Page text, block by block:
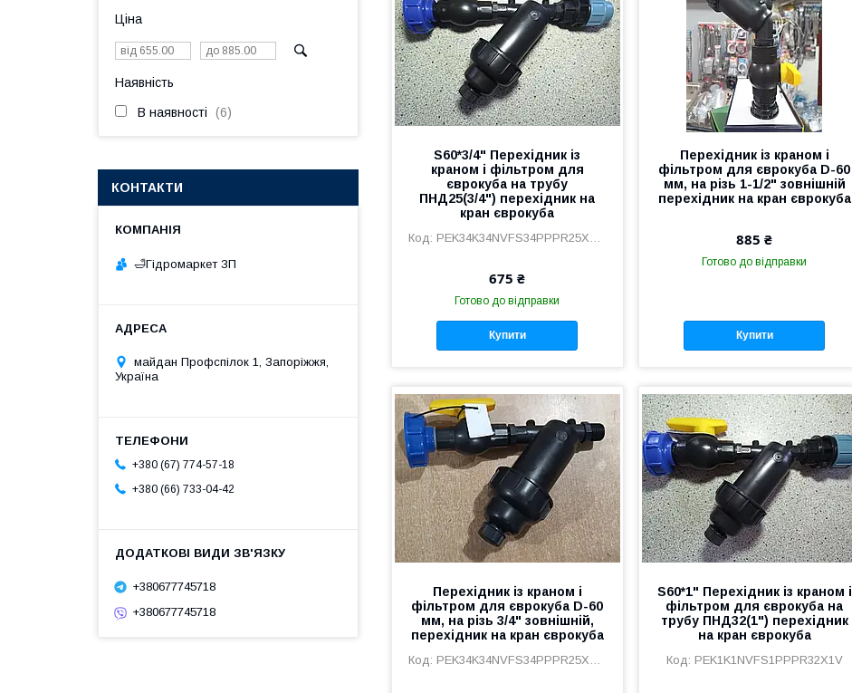
S60*3/4" Перехідник із
краном і фільтром для
єврокуба на трубу
ПНД25(3/4") перехідник на
кран єврокуба
PEK34K34NVFS34PPPR25X34V
675 ₴
Готово до відправки
Купити
Перехідник із краном і
фільтром для єврокуба D-60
мм, на різь 1-1/2" зовнішній
перехідник на кран єврокуба
885 ₴
Готово до відправки
Купити
Перехідник із краном і
фільтром для єврокуба D-60
мм, на різь 3/4" зовнішній,
перехідник на кран єврокуба
PEK34K34NVFS34PPPR25X34Vd
S60*1" Перехідник із краном і
фільтром для єврокуба на
трубу ПНД32(1") перехідник
на кран єврокуба
PEK1K1NVFS1PPPR32X1V
Ціна
Наявність
В наявності 6
КОНТАКТИ
🛁Гiдромаркет ЗП
майдан Профспілок 1, Запоріжжя,
Україна
+380 (67) 774-57-18
+380 (66) 733-04-42
+380677745718
+380677745718